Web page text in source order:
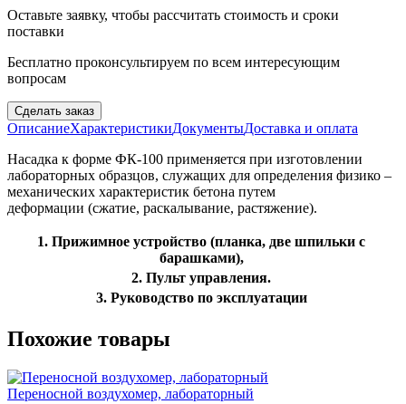
Оставьте заявку, чтобы рассчитать стоимость и сроки
поставки
Бесплатно проконсультируем по всем интересующим
вопросам
Сделать заказ
ОписаниеХарактеристикиДокументыДоставка и оплата
Насадка к форме ФК-100 применяется при изготовлении
лабораторных образцов, служащих для определения физико –
механических характеристик бетона путем
деформации (сжатие, раскалывание, растяжение).
1. Прижимное устройство (планка, две шпильки с
барашками),
2. Пульт управления.
3. Руководство по эксплуатации
Похожие товары
Переносной воздухомер, лабораторный